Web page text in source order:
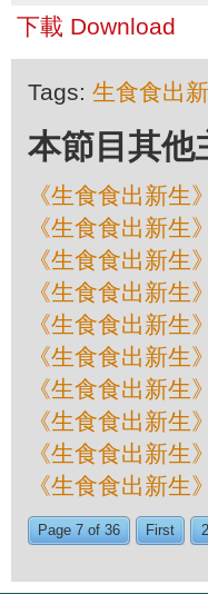
下載 Download
Tags: 生食食出
本節目其
《生食食出新
《生食食出新生
《生食食出新生
《生食食出新
《生食食出新生
《生食食出新
《生食食出新生
《生食食出新生
《生食食出新
《生食食出新
Page 7 of 36 First 2